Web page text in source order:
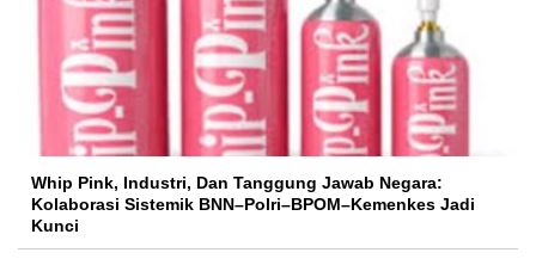
Whip Pink, Industri, Dan Tanggung Jawab Negara:
Kolaborasi Sistemik BNN–Polri–BPOM–Kemenkes Jadi
Kunci